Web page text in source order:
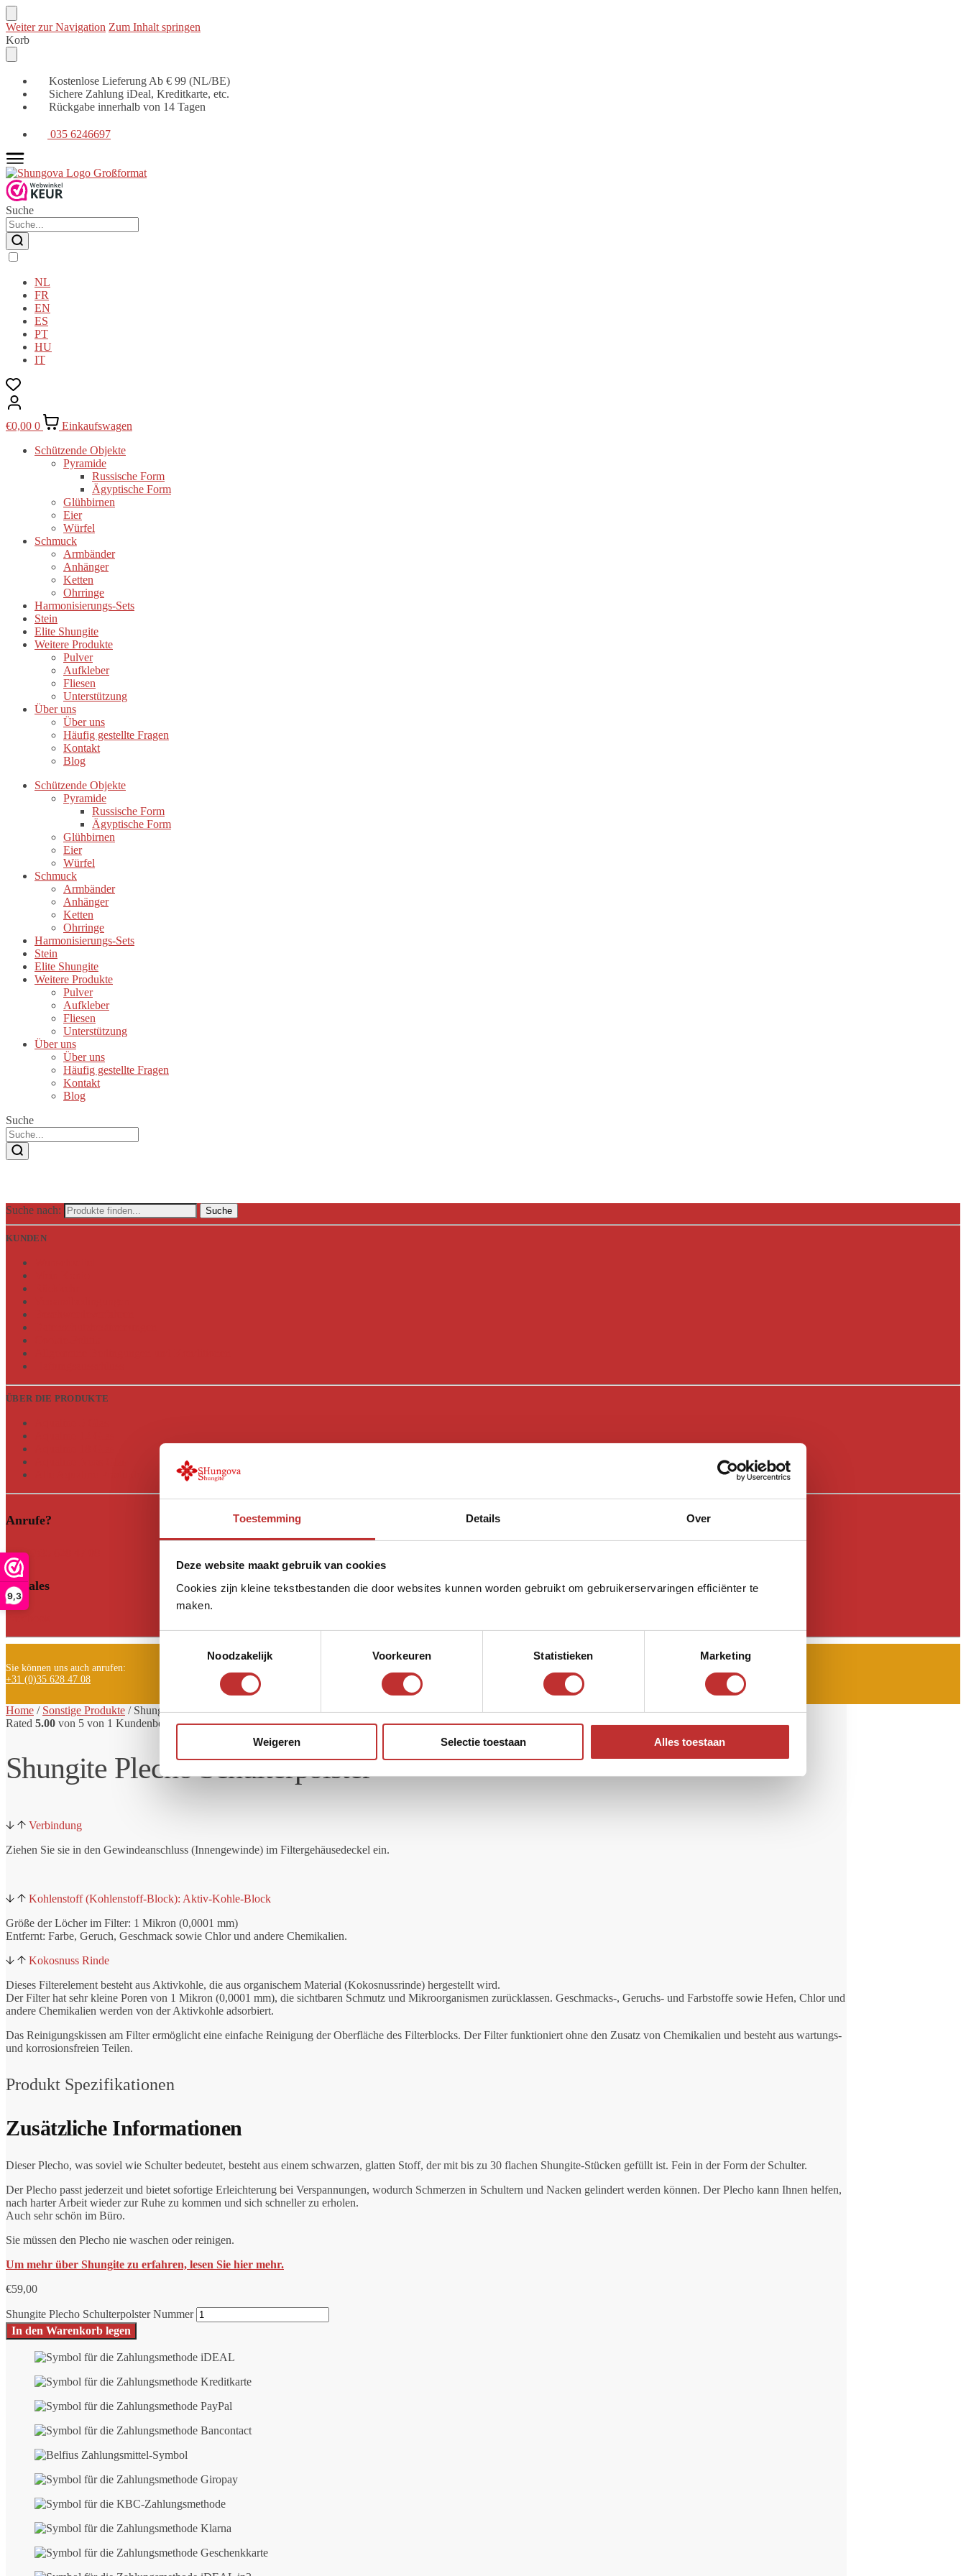
9,3
Toestemming Details Over
Deze website maakt gebruik van cookies
Cookies zijn kleine tekstbestanden die door websites kunnen worden gebruikt om gebruikerservaringen efficiënter te
maken.
Toestemmingsselectie
Noodzakelijk
Voorkeuren Statistieken Marketing
Weigeren Selectie toestaan Alles toestaan
Weiter zur Navigation Zum Inhalt springen
Korb
Kostenlose Lieferung Ab € 99 (NL/BE)
Sichere Zahlung iDeal, Kreditkarte, etc.
Rückgabe innerhalb von 14 Tagen
035 6246697
Suche
NL
FR
EN
ES
PT
HU
IT
€0,00 0
Einkaufswagen
Schützende Objekte
Pyramide
Russische Form
Ägyptische Form
Glühbirnen
Eier
Würfel
Schmuck
Armbänder
Anhänger
Ketten
Ohrringe
Harmonisierungs-Sets
Stein
Elite Shungite
Weitere Produkte
Pulver
Aufkleber
Fliesen
Unterstützung
Über uns
Über uns
Häufig gestellte Fragen
Kontakt
Blog
Schützende Objekte
Pyramide
Russische Form
Ägyptische Form
Glühbirnen
Eier
Würfel
Schmuck
Armbänder
Anhänger
Ketten
Ohrringe
Harmonisierungs-Sets
Stein
Elite Shungite
Weitere Produkte
Pulver
Aufkleber
Fliesen
Unterstützung
Über uns
Über uns
Häufig gestellte Fragen
Kontakt
Blog
Suche
Suche nach: Suche
KUNDEN
ÜBER DIE PRODUKTE
Anrufe?
+31 (0)35 628 47 08
Soziales
Sie können uns auch anrufen:
+31 (0)35 628 47 08
Home / Sonstige Produkte / ShungitePlecho Schulterpolster
Rated 5.00 von 5 von 1 Kundenbewertung aus
Shungite Plecho Schulterpolster
Verbindung
Ziehen Sie sie in den Gewindeanschluss (Innengewinde) im Filtergehäusedeckel ein.
Kohlenstoff (Kohlenstoff-Block): Aktiv-Kohle-Block
Größe der Löcher im Filter: 1 Mikron (0,0001 mm)
Entfernt: Farbe, Geruch, Geschmack sowie Chlor und andere Chemikalien.
Kokosnuss Rinde
Dieses Filterelement besteht aus Aktivkohle, die aus organischem Material (Kokosnussrinde) hergestellt wird.
Der Filter hat sehr kleine Poren von 1 Mikron (0,0001 mm), die sichtbaren Schmutz und Mikroorganismen zurücklassen. Geschmacks-, Geruchs- und Farbstoffe sowie Hefen, Chlor und
andere Chemikalien werden von der Aktivkohle adsorbiert.
Das Reinigungskissen am Filter ermöglicht eine einfache Reinigung der Oberfläche des Filterblocks. Der Filter funktioniert ohne den Zusatz von Chemikalien und besteht aus wartungs-
und korrosionsfreien Teilen.
Produkt Spezifikationen
Zusätzliche Informationen
Dieser Plecho, was soviel wie Schulter bedeutet, besteht aus einem schwarzen, glatten Stoff, der mit bis zu 30 flachen Shungite-Stücken gefüllt ist. Fein in der Form der Schulter.
Der Plecho passt jederzeit und bietet sofortige Erleichterung bei Verspannungen, wodurch Schmerzen in Schultern und Nacken gelindert werden können. Der Plecho kann Ihnen helfen,
nach harter Arbeit wieder zur Ruhe zu kommen und sich schneller zu erholen.
Auch sehr schön im Büro.
Sie müssen den Plecho nie waschen oder reinigen.
Um mehr über Shungite zu erfahren, lesen Sie hier mehr.
€59,00
Shungite Plecho Schulterpolster Nummer
In den Warenkorb legen